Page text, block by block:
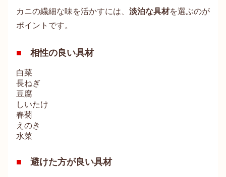
カニの繊細な味を活かすには、 淡泊な具材を選ぶのが
ポイントです。
相性の良い具材
白菜
長ねぎ
豆腐
しいたけ
春菊
えのき
水菜
避けた方が良い具材